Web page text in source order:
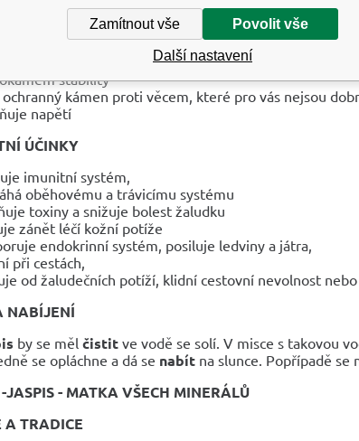
( „císařskÝ jaspis“) MOŘSKÝ SEDIMENT,
neprůhledná odrůda
stability
ochranný kámen proti věcem, které pro vás nejsou
napětí
ÚČINKY
imunitní systém,
oběhovému a trávicímu systému
toxiny a snižuje bolest žaludku
zánět léčí kožní potíže
endokrinní systém, posiluje ledviny a játra,
při cestách,
od žaludečních potíží, klidní cestovní nevolnost
NABÍJENÍ
by se měl čistit ve vodě se solí. V misce s takovou
se opláchne a dá se nabít na slunce. Popřípadě se
JASPIS - MATKA VŠECH MINERÁLŮ
A TRADICE
Zamítnout vše Povolit vše
Další nastavení